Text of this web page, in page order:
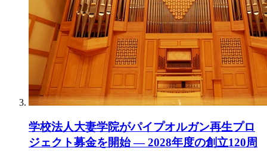
学校法人大妻学院がパイプオルガン再生プロ
ジェクト募金を開始 ― 2028年度の創立120周